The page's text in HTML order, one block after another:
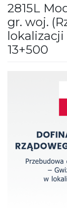
2815L
gr. woj.
13+500